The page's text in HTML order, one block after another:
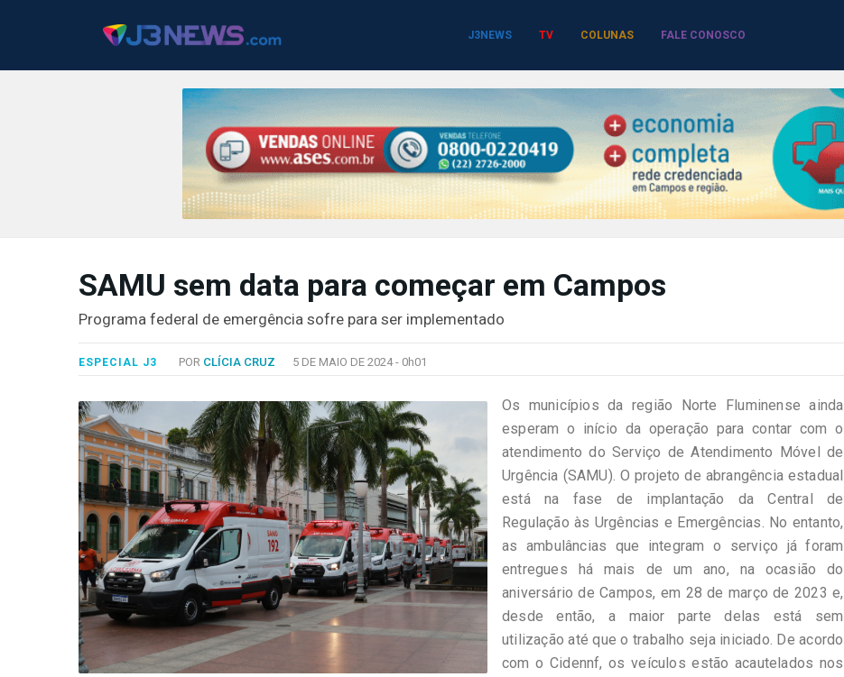
J3NEWS TV COLUNAS FALE CONOSCO
Desenvolvido
SAMU sem data para começar em Campos
Programa federal de emergência sofre para ser implementado
ESPECIAL J3 POR CLÍCIA CRUZ 5 DE MAIO DE 2024 - 0h01
Os municípios da região Norte Fluminense ainda
esperam o início da operação para contar com o
atendimento do Serviço de Atendimento Móvel de
Urgência (SAMU). O projeto de abrangência estadual
está na fase de implantação da Central de
Regulação às Urgências e Emergências. No entanto,
as ambulâncias que integram o serviço já foram
entregues há mais de um ano, na ocasião do
aniversário de Campos, em 28 de março de 2023 e,
desde então, a maior parte delas está sem
utilização até que o trabalho seja iniciado. De acordo
com o Cidennf, os veículos estão acautelados nos